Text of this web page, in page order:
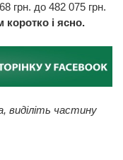
грн. до 482 075 грн.
коротко і ясно.
виділіть частину